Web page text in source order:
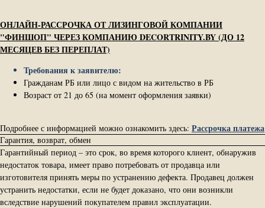
ОНЛАЙН-РАССРОЧКА ОТ ЛИЗИНГОВОЙ КОМПАНИИ
"ФИНШОП" ЧЕРЕЗ КОМПАНИЮ DECORTRINITY.BY (ДО 12
МЕСЯЦЕВ БЕЗ ПЕРЕПЛАТ)
Требования к заявителю:
Гражданам РБ или лицо с видом на жительство в РБ
Возраст от 21 до 65 (на момент оформления заявки)
Подробнее с информацией можно ознакомить здесь: Рассрочка платежа
Гарантия, возврат, обмен
Гарантийный период – это срок, во время которого клиент, обнаружив
недостаток товара, имеет право потребовать от продавца или
изготовителя принять меры по устранению дефекта. Продавец должен
устранить недостатки, если не будет доказано, что они возникли
вследствие нарушений покупателем правил эксплуатации.